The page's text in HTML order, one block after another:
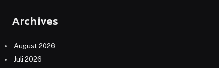
Archives
August 2026
Juli 2026